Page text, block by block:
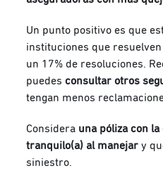
Un punto positivo es que
instituciones que
un 17% de resoluciones.
puedesconsultar otros
tengan menos
Considera una póliza con
tranquilo(a) al manejary
siniestro.